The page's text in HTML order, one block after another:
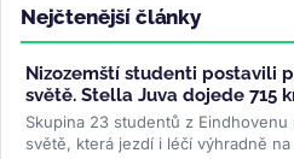
Nejčtenější články
Nizozemští studenti postavili
světě. Stella Juva dojede 715
Skupina 23 studentů z
světě, která jezdí i léčí výhradně na